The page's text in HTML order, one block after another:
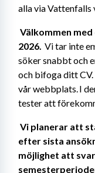
alla via Vattenfalls
Välkommen
2026. Vi tar inte
söker snabbt och
och bifoga ditt CV.
vår webbplats. I
tester att
Vi planerar att
efter sista
möjlighet att